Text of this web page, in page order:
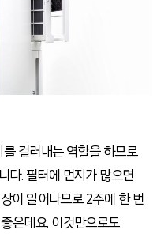
걸러내는 역할을 하므로
다. 필터에 먼지가 많으면
이 일어나므로 2주에 한 번
은데요. 이것만으로도